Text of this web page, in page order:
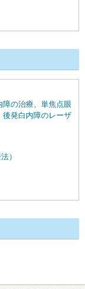
障の治療
単焦点眼
後発白内障のレーザ
）